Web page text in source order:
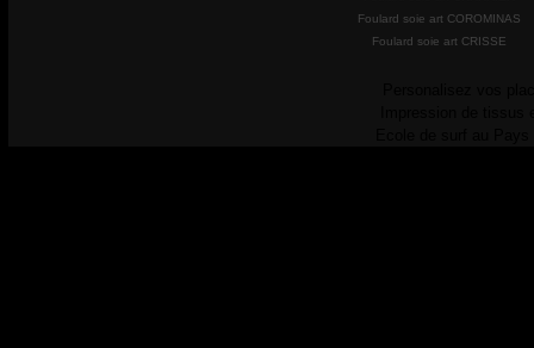
Foulard soie art COROMINAS
Foulard soie art CRISSE